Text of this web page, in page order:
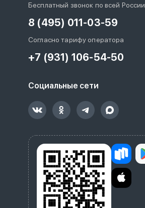
Бесплатный звонок по всей России
8 (495) 011-03-59
Согласно тарифу оператора
+7 (931) 106-54-50
Социальные сети